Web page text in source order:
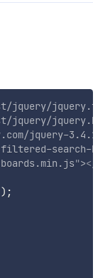
jquery/
jquery/
jquery-
search-
"></
) ;